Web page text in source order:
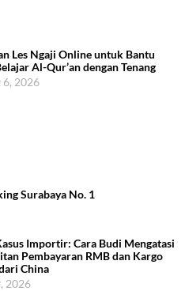
Les Ngaji Online untuk Bantu
Al-Qur’an dengan Tenang
6, 2026
Surabaya No. 1
Importir: Cara Budi Mengatasi
Pembayaran RMB dan Kargo
China
2026